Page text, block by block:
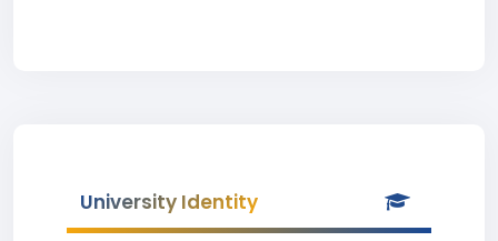
University Identity